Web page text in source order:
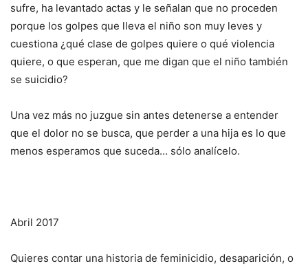
sufre, ha levantado actas y le señalan que no proceden
porque los golpes que lleva el niño son muy leves y
cuestiona ¿qué clase de golpes quiere o qué violencia
quiere, o que esperan, que me digan que el niño también
se suicidio?
Una vez más no juzgue sin antes detenerse a entender
que el dolor no se busca, que perder a una hija es lo que
menos esperamos que suceda… sólo analícelo.
Abril 2017
Quieres contar una historia de feminicidio, desaparición, o